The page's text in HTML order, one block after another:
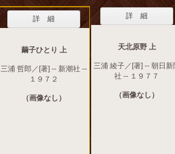
詳 細
繭子ひとり 上
三浦 哲郎／[著] -- 新潮社 --
１９７２
（画像なし）
詳 細
天北原野 上
三浦 綾子／[著] -- 朝日新
社 -- １９７７
（画像なし）